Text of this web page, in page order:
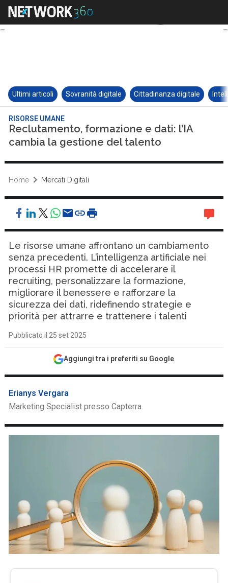
Ultimi articoli Sovranità digitale Cittadinanza digitale
RISORSE UMANE
Reclutamento, formazione e dati: l’IA
cambia la gestione del talento
Home Mercati Digitali
Le risorse umane affrontano un cambiamento
senza precedenti. L’intelligenza artificiale nei
processi HR promette di accelerare il
recruiting, personalizzare la formazione,
migliorare il benessere e rafforzare la
sicurezza dei dati, ridefinendo strategie e
priorità per attrarre e trattenere i talenti
Pubblicato il 25 set 2025
Aggiungi tra i preferiti su Google
Erianys Vergara
Marketing Specialist presso Capterra.